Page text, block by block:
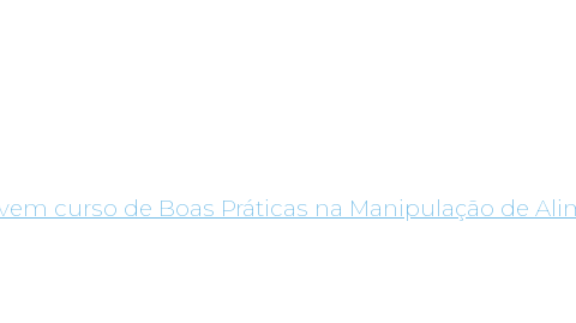
curso de Boas Práticas na Manipulação de